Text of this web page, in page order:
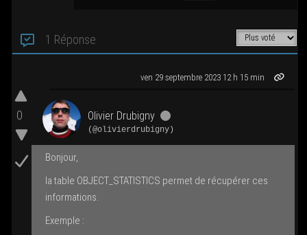
1 Réponse
0
ven 29 sep­tembre 2023 12 h 15 min
Oli­vier Dru­bi­gny
(@olivierdrubigny)
Bon­jour,
la table OBJECT_STATISTICS per­met de récu­pé­rer ces
informations.
Exemple :